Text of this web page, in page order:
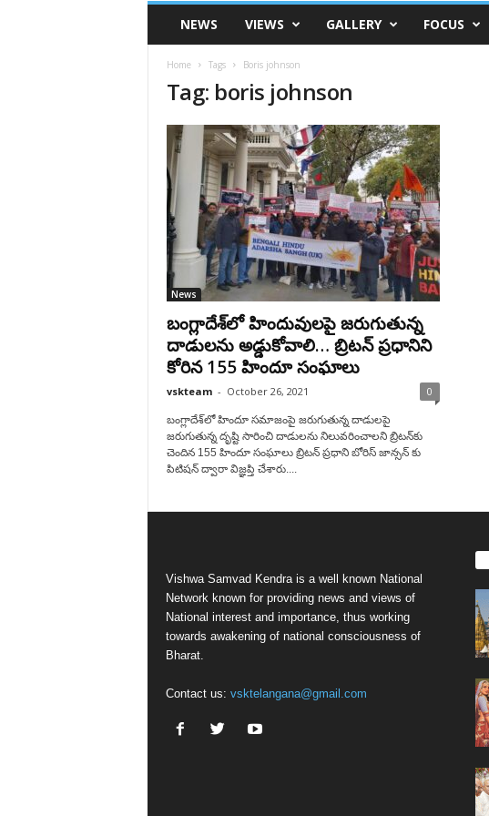
VSK
TelanganaNEWS VIEWS GALLERY FOCUS
Home Tags Boris johnson
Tag: boris johnson
News
బంగ్లాదేశ్‌లో హిందువుల‌పై జ‌రుగుతున్న
దాడుల‌ను అడ్డుకోవాలి… బ్రిట‌న్ ప్ర‌ధానిని
కోరిన‌ 155 హిందూ సంఘాలు
vskteam - October 26, 2021 0
బంగ్లాదేశ్‌లో హిందూ స‌మాజంపై జ‌రుగుతున్న దాడుల‌పై
జ‌రుగుతున్న దృష్టి సారించి దాడుల‌ను నిలువ‌రించాల‌ని బ్రిట‌న్‌కు
చెందిన 155 హిందూ సంఘాలు బ్రిట‌న్ ప్ర‌ధాని బోరిస్ జాన్స‌న్ కు
పిటిష‌న్ ద్వారా విజ్ఞ‌ప్తి చేశారు....
Vishwa Samvad Kendra is a well known National
Network known for providing news and views of
National interest and importance, thus working
towards awakening of national consciousness of
Bharat.
Contact us: vsktelangana@gmail.com